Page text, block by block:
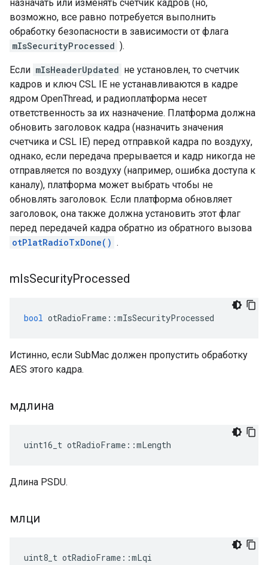
назначать или изменять счетчик кадров (но,
возможно, все равно потребуется выполнить
обработку безопасности в зависимости от флага
mIsSecurityProcessed ).
Если mIsHeaderUpdated не установлен, то счетчик
кадров и ключ CSL IE не устанавливаются в кадре
ядром OpenThread, и радиоплатформа несет
ответственность за их назначение. Платформа должна
обновить заголовок кадра (назначить значения
счетчика и CSL IE) перед отправкой кадра по воздуху,
однако, если передача прерывается и кадр никогда не
отправляется по воздуху (например, ошибка доступа к
каналу), платформа может выбрать чтобы не
обновлять заголовок. Если платформа обновляет
заголовок, она также должна установить этот флаг
перед передачей кадра обратно из обратного вызова
otPlatRadioTxDone() .
mIsSecurityProcessed
bool otRadioFrame ::mIsSecurityProcessed
Истинно, если SubMac должен пропустить обработку
AES этого кадра.
мдлина
uint16_t otRadioFrame ::mLength
Длина PSDU.
млци
uint8_t otRadioFrame ::mLqi